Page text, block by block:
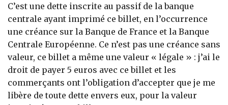
C’est une dette inscrite au passif de la banque
centrale ayant imprimé ce billet, en l’occurrence
une créance sur la Banque de France et la Banque
Centrale Européenne. Ce n’est pas une créance sans
valeur, ce billet a même une valeur « légale » : j’ai le
droit de payer 5 euros avec ce billet et les
commerçants ont l’obligation d’accepter que je me
libère de toute dette envers eux, pour la valeur